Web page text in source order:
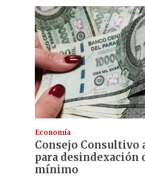
Economía
Consejo Consultivo
para desindexación
mínimo